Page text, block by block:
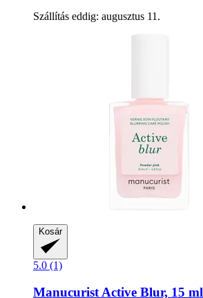
Szállítás eddig: augusztus 11.
Kosár
5.0 (1)
Manucurist Active Blur, 15 ml